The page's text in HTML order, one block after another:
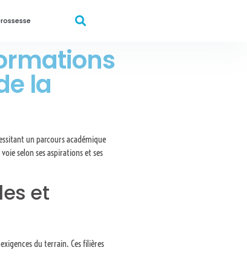
la
un parcours académique
selon ses aspirations et ses
et
du terrain. Ces filières